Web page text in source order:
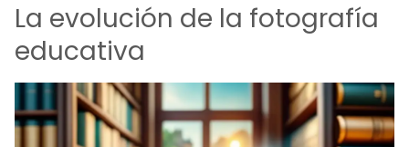
La evolución de la fotografía
educativa